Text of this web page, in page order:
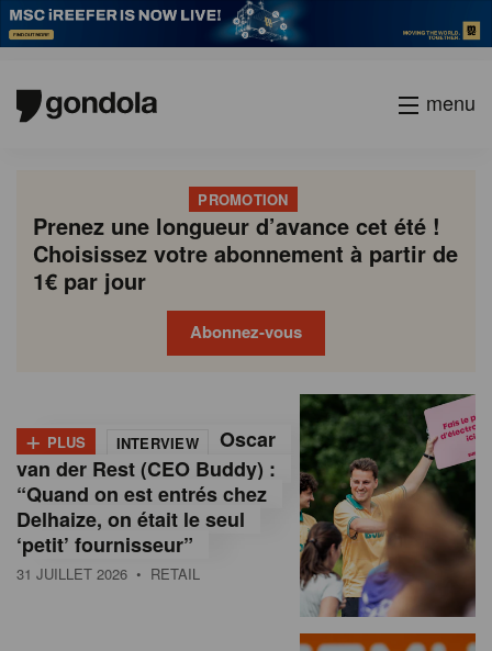
menu
PROMOTION
Prenez une longueur d’avance cet été !
Choisissez votre abonnement à partir de
1€ par jour
Abonnez-vous
o
n
d
o
+ PLUS INTERVIEW
Oscar
van der Rest (CEO Buddy) :
“Quand on est entrés chez
Delhaize, on était le seul
‘petit’ fournisseur”
31 JUILLET 2026 • RETAIL